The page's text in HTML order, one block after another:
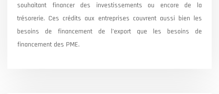
souhaitant financer des investissements ou encore de la
trésorerie. Ces crédits aux entreprises couvrent aussi bien les
besoins de financement de l’export que les besoins de
financement des PME.